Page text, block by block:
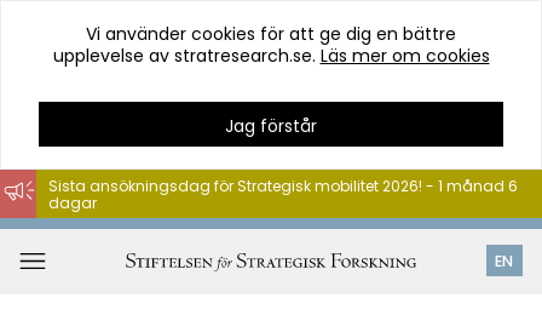
Hoppa
till
innehåll
Vi använder cookies för att ge dig en bättre
upplevelse av stratresearch.se. Läs mer om cookies
Jag förstår
EN
Sista ansökningsdag för Strategisk mobilitet 2026! - 1 månad 6
dagar